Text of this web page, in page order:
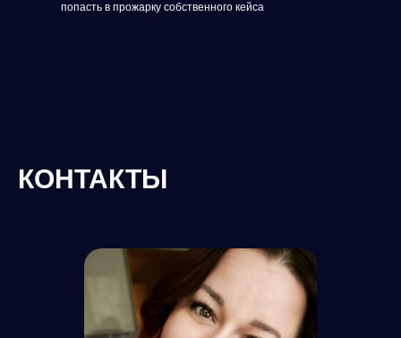
попасть в прожарку собственного кейса
КОНТАКТЫ